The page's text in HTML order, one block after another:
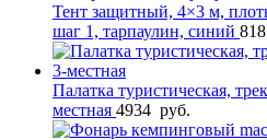
Тент защитный, 4×3 м,
шаг 1, тарпаулин, синий 818
Палатка туристическая,
местная 4934 руб.